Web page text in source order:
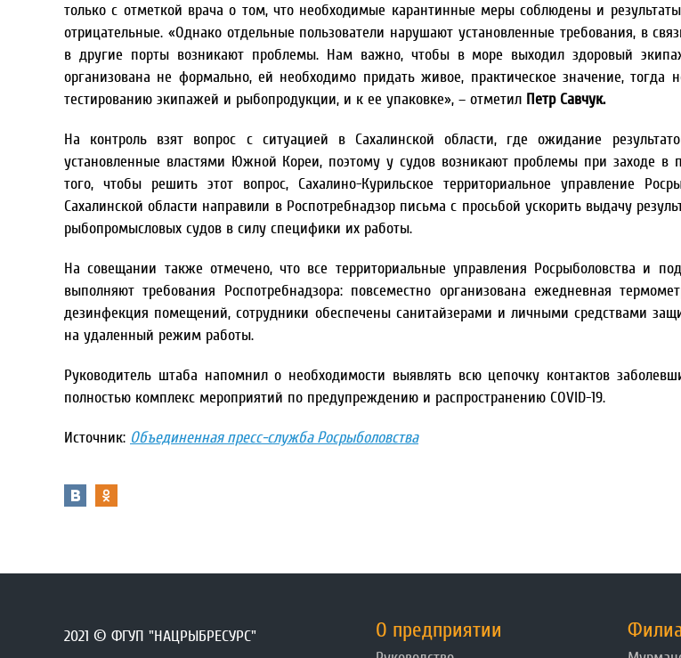
только с отметкой врача о том, что необходимые карантинные меры соблюдены и результаты
отрицательные. «Однако отдельные пользователи нарушают установленные требования, в
в другие порты возникают проблемы. Нам важно, чтобы в море выходил здоровый
организована не формально, ей необходимо придать живое, практическое значение, тогда
тестированию экипажей и рыбопродукции, и к ее упаковке», – отметил Петр Савчук.
На контроль взят вопрос с ситуацией в Сахалинской области, где ожидание
установленные властями Южной Кореи, поэтому у судов возникают проблемы при заходе в
того, чтобы решить этот вопрос, Сахалино-Курильское территориальное управление
Сахалинской области направили в Роспотребнадзор письма с просьбой ускорить выдачу
рыбопромысловых судов в силу специфики их работы.
На совещании также отмечено, что все территориальные управления Росрыболовства и
выполняют требования Роспотребнадзора: повсеместно организована ежедневная
дезинфекция помещений, сотрудники обеспечены санитайзерами и личными средствами
на удаленный режим работы.
Руководитель штаба напомнил о необходимости выявлять всю цепочку контактов
полностью комплекс мероприятий по предупреждению и распространению COVID-19.
Источник: Объединенная пресс-служба Росрыболовства
2021 © ФГУП "НАЦРЫБРЕСУРС" О предприятии